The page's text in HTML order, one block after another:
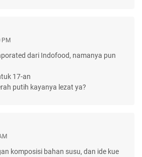
PM
dari Indofood, namanya pun
17-an
putih kayanya lezat ya?
komposisi bahan susu, dan ide kue